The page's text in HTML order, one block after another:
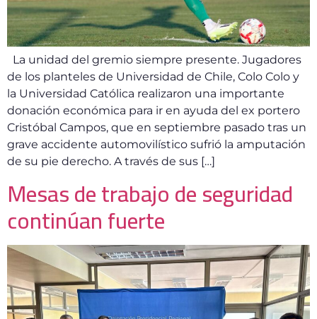
La unidad del gremio siempre presente. Jugadores
de los planteles de Universidad de Chile, Colo Colo y
la Universidad Católica realizaron una importante
donación económica para ir en ayuda del ex portero
Cristóbal Campos, que en septiembre pasado tras un
grave accidente automovilístico sufrió la amputación
de su pie derecho. A través de sus […]
Mesas de trabajo de seguridad
continúan fuerte